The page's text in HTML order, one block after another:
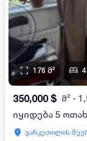
176 მ² 4
350,000 $ მ² -
იყიდება 5
ვარკეთილის